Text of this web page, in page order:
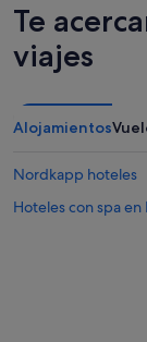
Te
viajes
Alojamientos
Nordkapp hoteles
Hoteles con spa